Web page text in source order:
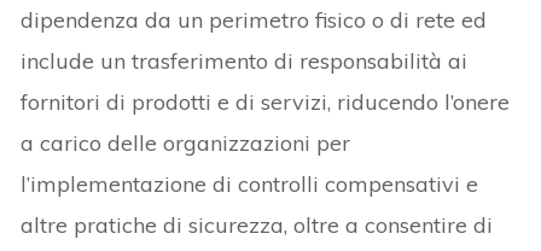
dipendenza da un perimetro fisico o di rete ed
include un trasferimento di responsabilità ai
fornitori di prodotti e di servizi, riducendo l’onere
a carico delle organizzazioni per
l’implementazione di controlli compensativi e
altre pratiche di sicurezza, oltre a consentire di